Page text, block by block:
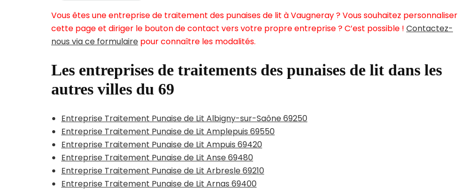
Vous êtes une entreprise de traitement des punaises de lit à Vaugneray ? Vous souhaitez personnaliser
cette page et diriger le bouton de contact vers votre propre entreprise ? C’est possible ! Contactez-
nous via ce formulaire pour connaître les modalités.
Les entreprises de traitements des punaises de lit dans les
autres villes du 69
Entreprise Traitement Punaise de Lit Albigny-sur-Saône 69250
Entreprise Traitement Punaise de Lit Amplepuis 69550
Entreprise Traitement Punaise de Lit Ampuis 69420
Entreprise Traitement Punaise de Lit Anse 69480
Entreprise Traitement Punaise de Lit Arbresle 69210
Entreprise Traitement Punaise de Lit Arnas 69400